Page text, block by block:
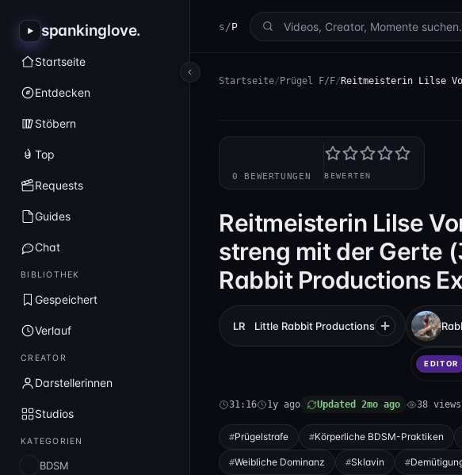
spankinglove.
Startseite
Entdecken
Stöbern
Top
Requests
Guides
Chat
BIBLIOTHEK
Gespeichert
Verlauf
CREATOR
Darstellerinnen
Studios
KATEGORIEN
BDSM
spankinglove
/
Startseite/ Prügel F/F/ Reitmeisterin Lilse
0 BEWERTUNGEN BEWERTEN
Reitmeisterin Lilse
streng mit der Gerte
Rabbit Productions
LR Little Rabbit Productions
EDITOR
31:16 1y ago Updated 2mo ago 38 views
Prügelstrafe Körperliche BDSM-Praktiken
Weibliche Dominanz Sklavin